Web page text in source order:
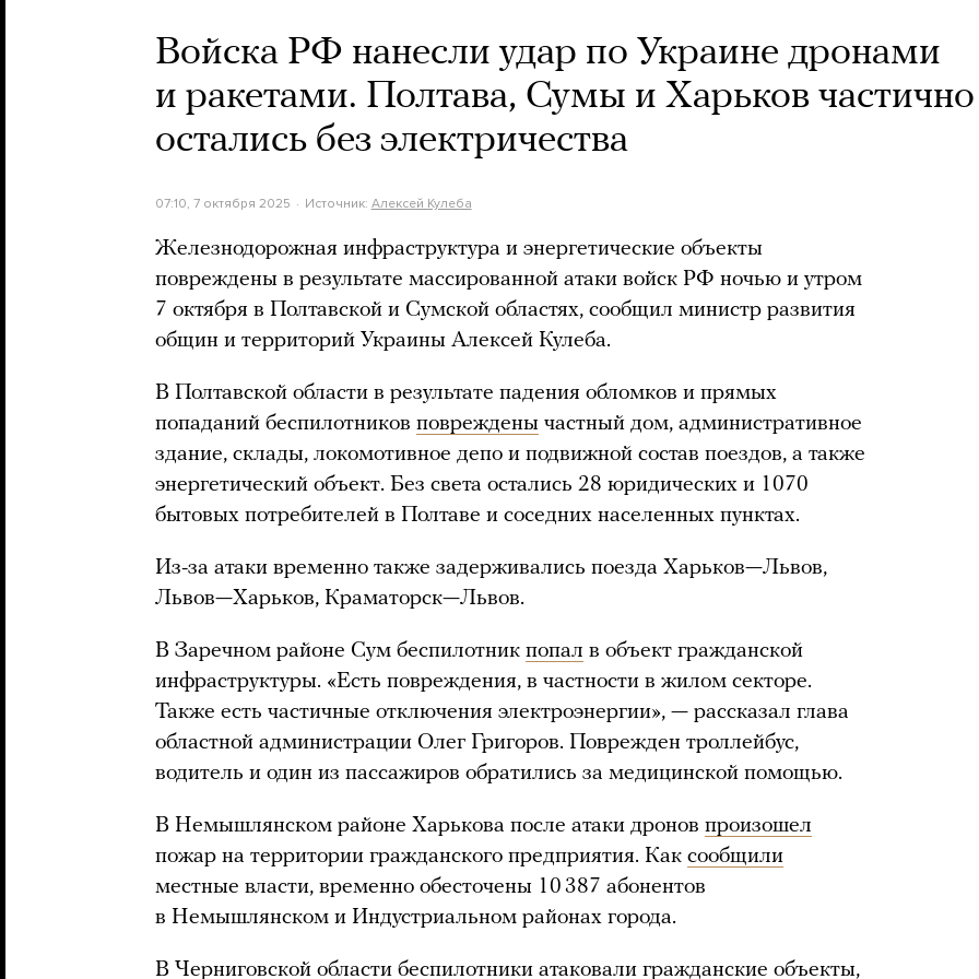
Войска РФ нанесли удар по Украине дронами
и ракетами. Полтава, Сумы и Харьков частично
остались без электричества
07:10, 7 октября 2025 Источник: Алексей Кулеба
Железнодорожная инфраструктура и энергетические объекты
повреждены в результате массированной атаки войск РФ ночью и утром
7 октября в Полтавской и Сумской областях, сообщил министр развития
общин и территорий Украины Алексей Кулеба.
В Полтавской области в результате падения обломков и прямых
попаданий беспилотников повреждены частный дом, административное
здание, склады, локомотивное депо и подвижной состав поездов, а также
энергетический объект. Без света остались 28 юридических и 1070
бытовых потребителей в Полтаве и соседних населенных пунктах.
Из-за атаки временно также задерживались поезда Харьков—Львов,
Львов—Харьков, Краматорск—Львов.
В Заречном районе Сум беспилотник попал в объект гражданской
инфраструктуры. «Есть повреждения, в частности в жилом секторе.
Также есть частичные отключения электроэнергии», — рассказал глава
областной администрации Олег Григоров. Поврежден троллейбус,
водитель и один из пассажиров обратились за медицинской помощью.
В Немышлянском районе Харькова после атаки дронов произошел
пожар на территории гражданского предприятия. Как сообщили
местные власти, временно обесточены 10 387 абонентов
в Немышлянском и Индустриальном районах города.
В Черниговской области беспилотники атаковали гражданские объекты,